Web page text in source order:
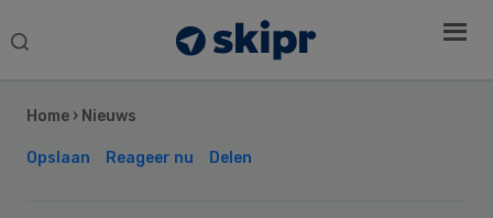
Search
Home › Nieuws
Opslaan Reageer nu Delen
Sidebar